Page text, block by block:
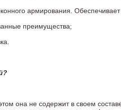
армирования.
преимущества;
она не содержит в своем